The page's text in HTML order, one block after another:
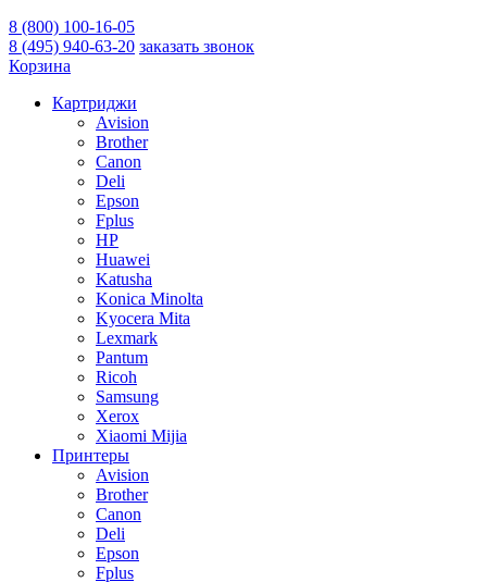
8 (800) 100-16-05
8 (495) 940-63-20 заказать звонок
Корзина
Картриджи
Avision
Brother
Canon
Deli
Epson
Fplus
HP
Huawei
Katusha
Konica Minolta
Kyocera Mita
Lexmark
Pantum
Ricoh
Samsung
Xerox
Xiaomi Mijia
Принтеры
Avision
Brother
Canon
Deli
Epson
Fplus